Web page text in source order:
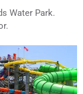
Water Park.